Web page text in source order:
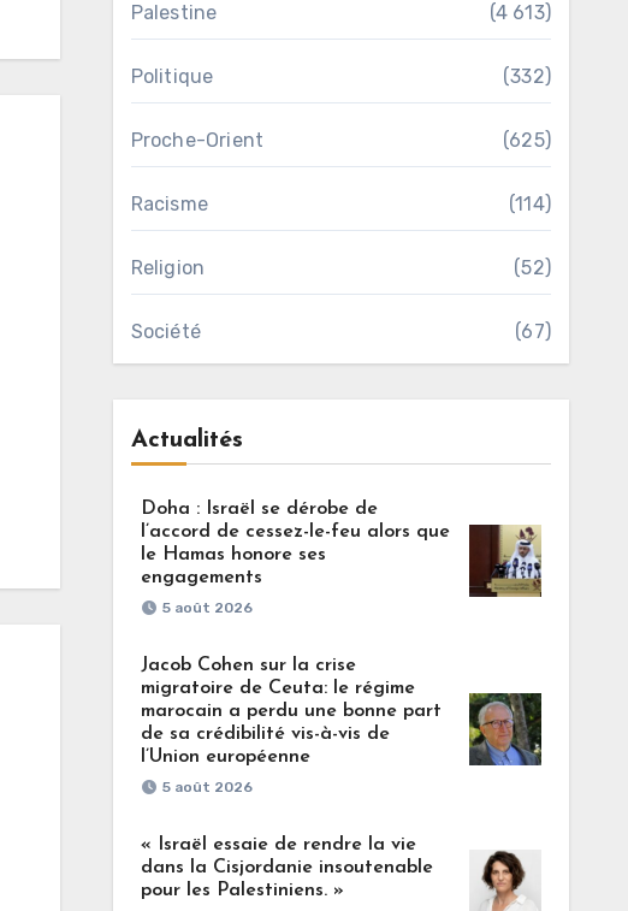
Palestine (4 613)
Politique (332)
Proche-Orient (625)
Racisme (114)
Religion (52)
Société (67)
Actualités
Doha : Israël se dérobe de
l’accord de cessez-le-feu alors que
le Hamas honore ses
engagements
5 août 2026
Jacob Cohen sur la crise
migratoire de Ceuta: le régime
marocain a perdu une bonne part
de sa crédibilité vis-à-vis de
l’Union européenne
5 août 2026
« Israël essaie de rendre la vie
dans la Cisjordanie insoutenable
pour les Palestiniens. »